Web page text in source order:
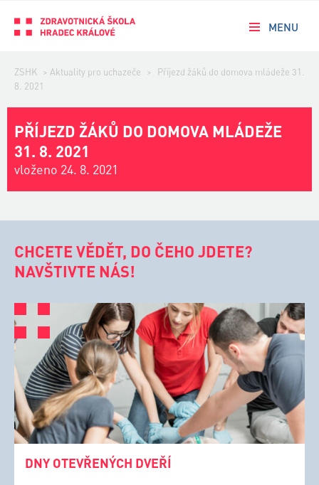
MENU
ZSHK > Aktuality pro uchazeče >
Příjezd žáků do domova mládeže 31.
8. 2021
PŘÍJEZD ŽÁKŮ DO DOMOVA MLÁDEŽE
31. 8. 2021
vloženo 24. 8. 2021
CHCETE VĚDĚT, DO ČEHO JDETE?
NAVŠTIVTE NÁS!
DNY OTEVŘENÝCH DVEŘÍ